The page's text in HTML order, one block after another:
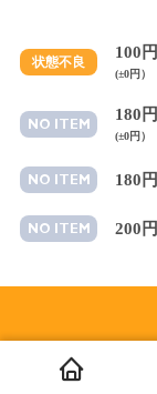
状態不良
100円
(±0円）
NO ITEM
180円
(±0円）
NO ITEM 180円
NO ITEM 200円